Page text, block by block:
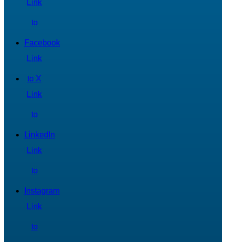
Link
to
Facebook
Link
to X
Link
to
LinkedIn
Link
to
Instagram
Link
to